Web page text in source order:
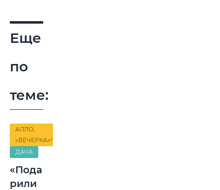
Еще
по
теме:
АЛЛО,
«ВЕЧЕРКА»!
ДАЧА
«Пода
рили